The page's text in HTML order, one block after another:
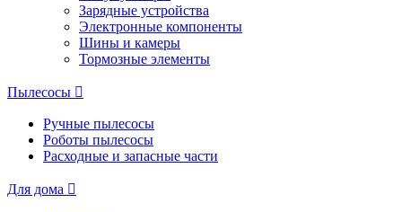
Зарядные устройства
Электронные компоненты
Шины и камеры
Тормозные элементы
Пылесосы
Ручные пылесосы
Роботы пылесосы
Расходные и запасные части
Для дома